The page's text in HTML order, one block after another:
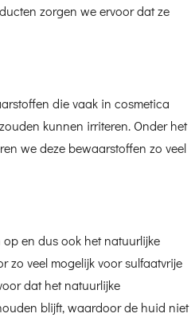
zorgen we ervoor dat ze
die vaak in cosmetica
kunnen irriteren. Onder het
we deze bewaarstoffen zo veel
en dus ook het natuurlijke
zo veel mogelijk voor sulfaatvrije
dat het natuurlijke
blijft, waardoor de huid niet